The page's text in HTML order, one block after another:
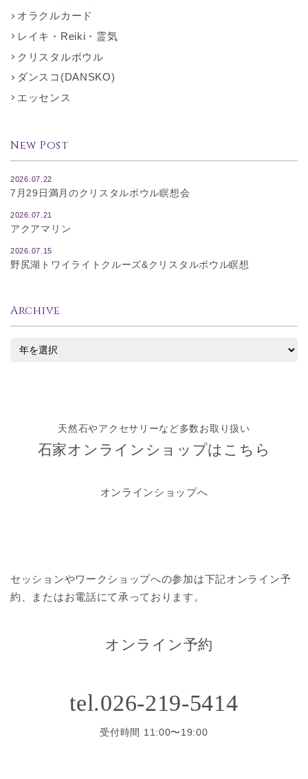
オラクルカード
レイキ・Reiki・霊気
クリスタルボウル
ダンスコ(DANSKO)
エッセンス
New Post
2026.07.22
7月29日満月のクリスタルボウル瞑想会
2026.07.21
アクアマリン
2026.07.15
野尻湖トワイライトクルーズ&クリスタルボウル瞑想
Archive
天然石やアクセサリーなど多数お取り扱い
石家オンラインショップはこちら
オンラインショップへ
セッションやワークショップへの参加は下記オンライン予
約、またはお電話にて承っております。
オンライン予約
tel.026-219-5414
受付時間 11:00〜19:00